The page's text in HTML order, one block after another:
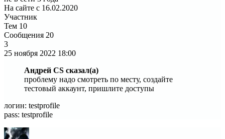
На сайте с 16.02.2020
Участник
Тем 10
Сообщения 20
3
25 ноября 2022 18:00
Андрей CS сказал(а)
проблему надо смотреть по месту, создайте
тестовый аккаунт, пришлите доступы
логин: testprofile
pass: testprofile